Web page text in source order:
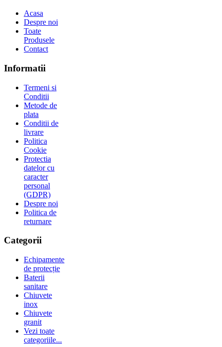
Acasa
Despre noi
Toate
Produsele
Contact
Informatii
Termeni si
Conditii
Metode de
plata
Conditii de
livrare
Politica
Cookie
Protectia
datelor cu
caracter
personal
(GDPR)
Despre noi
Politica de
returnare
Categorii
Echipamente
de protecție
Baterii
sanitare
Chiuvete
inox
Chiuvete
granit
Vezi toate
categoriile...